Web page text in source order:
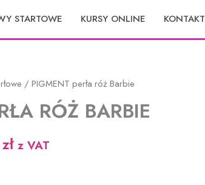
STARTOWE KURSY ONLINE KONTAKT
/ PIGMENT perła róż Barbie
RÓŻ BARBIE
złZakres
z VAT